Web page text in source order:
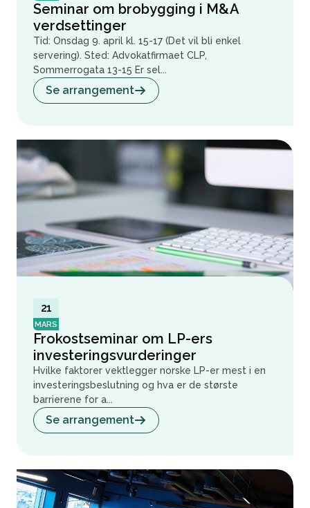
Seminar om brobygging i M&A
verdsettinger
Tid: Onsdag 9. april kl. 15-17 (Det vil bli enkel
servering). Sted: Advokatfirmaet CLP,
Sommerrogata 13-15 Er sel...
Se arrangement
21
MARS
Frokostseminar om LP-ers
investeringsvurderinger
Hvilke faktorer vektlegger norske LP-er mest i en
investeringsbeslutning og hva er de største
barrierene for a...
Se arrangement